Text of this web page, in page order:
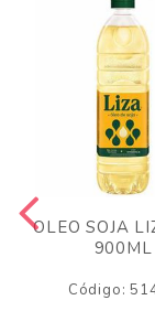
OLEO SOJA
900ML
Código: